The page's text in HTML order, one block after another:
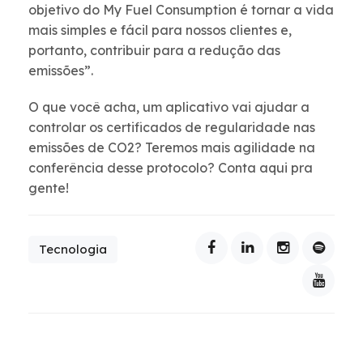
objetivo do My Fuel Consumption é tornar a vida
mais simples e fácil para nossos clientes e,
portanto, contribuir para a redução das
emissões”.
O que você acha, um aplicativo vai ajudar a
controlar os certificados de regularidade nas
emissões de CO2? Teremos mais agilidade na
conferência desse protocolo? Conta aqui pra
gente!
Tecnologia